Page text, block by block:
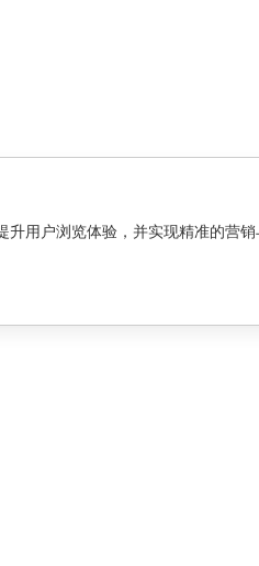
用户浏览体验，并实现精准的营